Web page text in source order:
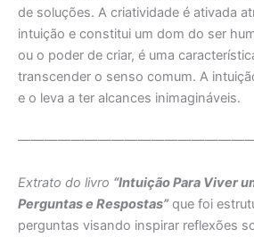
de soluções. A criatividade é ativada
intuição e constitui um dom do ser
ou o poder de criar, é uma
transcender o senso comum. A
e o leva a ter alcances inimagináveis.
Extrato do livro “Intuição Para Viver
Perguntas e Respostas”que foi
perguntas visando inspirar reflexões